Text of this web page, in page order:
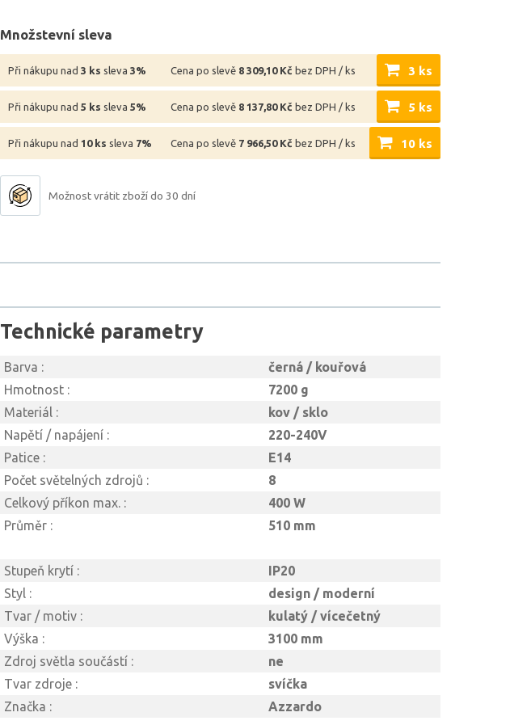
Množstevní sleva
Při nákupu nad 3 ks sleva 3% Cena po slevě 8 309,10 Kč bez DPH / ks 3 ks
Při nákupu nad 5 ks sleva 5% Cena po slevě 8 137,80 Kč bez DPH / ks 5 ks
Při nákupu nad 10 ks sleva 7% Cena po slevě 7 966,50 Kč bez DPH / ks 10 ks
Možnost vrátit zboží do 30 dní
Technické parametry
Barva :
černá / kouřová
Hmotnost :
7200 g
Materiál :
kov / sklo
Napětí / napájení :
220-240V
Patice :
E14
Počet světelných zdrojů :
8
Celkový příkon max. :
400 W
Průměr :
510 mm
Stupeň krytí :
IP20
Styl :
design / moderní
Tvar / motiv :
kulatý / vícečetný
Výška :
3100 mm
Zdroj světla součástí :
ne
Tvar zdroje :
svíčka
Značka :
Azzardo